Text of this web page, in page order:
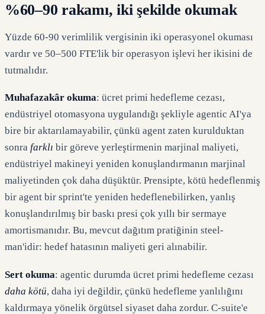
%60–90 rakamı, iki şekilde okumak
Yüzde 60-90 verimlilik vergisinin iki operasyonel okuması
vardır ve 50–500 FTE'lik bir operasyon işlevi her ikisini de
tutmalıdır.
Muhafazakâr okuma: ücret primi hedefleme cezası,
endüstriyel otomasyona uygulandığı şekliyle agentic AI'ya
bire bir aktarılamayabilir, çünkü agent zaten kurulduktan
sonra farklı bir göreve yerleştirmenin marjinal maliyeti,
endüstriyel makineyi yeniden konuşlandırmanın marjinal
maliyetinden çok daha düşüktür. Prensipte, kötü hedeflenmiş
bir agent bir sprint'te yeniden hedeflenebilirken, yanlış
konuşlandırılmış bir baskı presi çok yıllı bir sermaye
amortismanıdır. Bu, mevcut dağıtım pratiğinin steel-
man'idir: hedef hatasının maliyeti geri alınabilir.
Sert okuma: agentic durumda ücret primi hedefleme cezası
daha kötü, daha iyi değildir, çünkü hedefleme yanlılığını
kaldırmaya yönelik örgütsel siyaset daha zordur. C-suite'e